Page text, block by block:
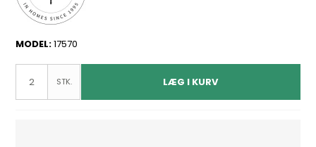
MODEL:17570
STK. LÆG I KURV